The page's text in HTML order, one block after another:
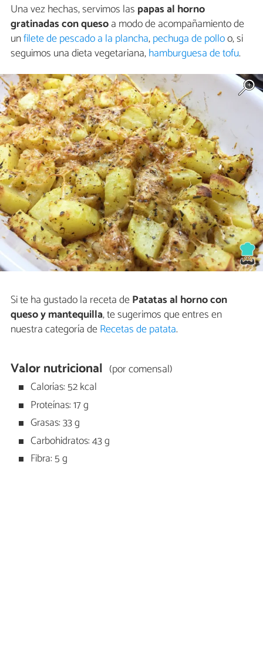
Una vez hechas, servimos las papas al horno
gratinadas con quesoa modo de acompañamiento de
unfilete de pescado a la plancha,pechuga de polloo, si
seguimos una dieta vegetariana,hamburguesa de tofu.
Si te ha gustado la receta dePatatas al horno con
queso y mantequilla, te sugerimos que entres en
nuestra categoría deRecetas de patata.
Valor nutricional (por comensal)
Calorías: 52 kcal
Proteínas: 17 g
Grasas: 33 g
Carbohidratos: 43 g
Fibra: 5 g